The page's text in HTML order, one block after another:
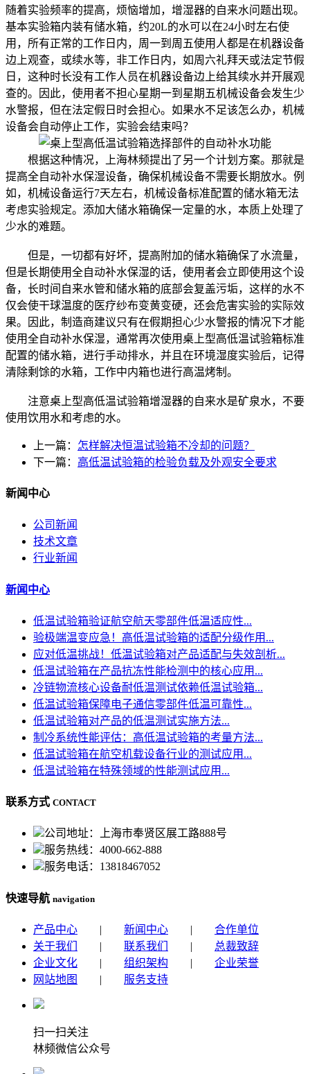
随着实验频率的提高，烦恼增加，增湿器的自来水问题出现。
基本实验箱内装有储水箱，约20L的水可以在24小时左右使
用，所有正常的工作日内，周一到周五使用人都是在机器设备
边上观查，或续水等，非工作日内，如周六礼拜天或法定节假
日，这种时长没有工作人员在机器设备边上给其续水并开展观
查的。因此，使用者不担心星期一到星期五机械设备会发生少
水警报，但在法定假日时会担心。如果水不足该怎么办，机械
设备会自动停止工作，实验会结束吗？
根据这种情况，上海林频提出了另一个计划方案。那就是
提高全自动补水保湿设备，确保机械设备不需要长期放水。例
如，机械设备运行7天左右，机械设备标准配置的储水箱无法
考虑实验规定。添加大储水箱确保一定量的水，本质上处理了
少水的难题。
但是，一切都有好坏，提高附加的储水箱确保了水流量，
但是长期使用全自动补水保湿的话，使用者会立即使用这个设
备，长时间自来水管和储水箱的底部会复盖污垢，这样的水不
仅会使干球温度的医疗纱布变黄变硬，还会危害实验的实际效
果。因此，制造商建议只有在假期担心少水警报的情况下才能
使用全自动补水保湿，通常再次使用桌上型高低温试验箱标准
配置的储水箱，进行手动排水，并且在环境湿度实验后，记得
清除剩馀的水箱，工作中内箱也进行高温烤制。
注意桌上型高低温试验箱增湿器的自来水是矿泉水，不要
使用饮用水和考虑的水。
上一篇： 怎样解决恒温试验箱不冷却的问题？
下一篇： 高低温试验箱的检验负载及外观安全要求
新闻中心
公司新闻
技术文章
行业新闻
新闻中心
低温试验箱验证航空航天零部件低温适应性...
验极端温变应急！高低温试验箱的适配分级作用...
应对低温挑战！低温试验箱对产品适配与失效剖析...
低温试验箱在产品抗冻性能检测中的核心应用...
冷链物流核心设备耐低温测试依赖低温试验箱...
低温试验箱保障电子通信零部件低温可靠性...
低温试验箱对产品的低温测试实施方法...
制冷系统性能评估：高低温试验箱的考量方法...
低温试验箱在航空机载设备行业的测试应用...
低温试验箱在特殊领域的性能测试应用...
联系方式 CONTACT
公司地址：上海市奉贤区展工路888号
服务热线：4000-662-888
服务电话：13818467052
快速导航 navigation
产品中心 | 新闻中心 | 合作单位
关于我们
| 联系我们 | 总裁致辞
企业文化 | 组织架构 | 企业荣誉
网站地图
| 服务支持
扫一扫关注
林频微信公众号